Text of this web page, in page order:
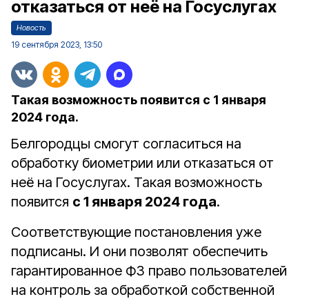
отказаться от неё на Госуслугах
Новость
19 сентября 2023, 13:50
Такая возможность появится с 1 января
2024 года.
Белгородцы смогут согласиться на
обработку биометрии или отказаться от
неё на Госуслугах. Такая возможность
появится с 1 января 2024 года.
Соответствующие постановления уже
подписаны. И они позволят обеспечить
гарантированное ФЗ право пользователей
на контроль за обработкой собственной